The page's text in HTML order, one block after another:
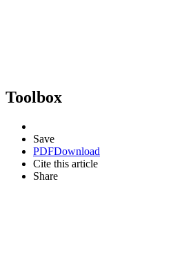
Toolbox
Save
PDFDownload
Cite this article
Share